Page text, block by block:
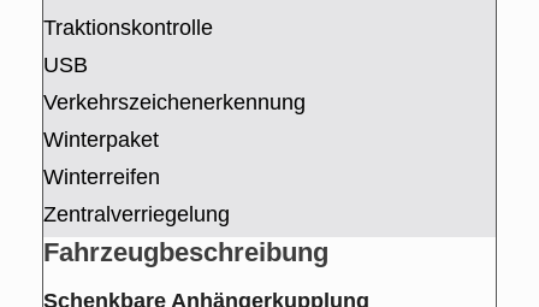
Traktionskontrolle
USB
Verkehrszeichenerkennung
Winterpaket
Winterreifen
Zentralverriegelung
Fahrzeug­beschreibung
Schenkbare Anhängerkupplung